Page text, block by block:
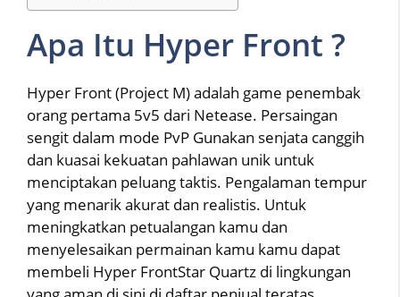
Apa Itu Hyper Front ?
Hyper Front (Project M) adalah game penembak
orang pertama 5v5 dari Netease. Persaingan
sengit dalam mode PvP Gunakan senjata canggih
dan kuasai kekuatan pahlawan unik untuk
menciptakan peluang taktis. Pengalaman tempur
yang menarik akurat dan realistis. Untuk
meningkatkan petualangan kamu dan
menyelesaikan permainan kamu kamu dapat
membeli Hyper FrontStar Quartz di lingkungan